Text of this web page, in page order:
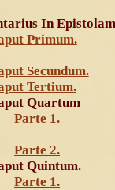
In
Primum.
Secundum.
Tertium.
Quartum
Parte 1.
Parte 2.
Quintum.
Parte 1.